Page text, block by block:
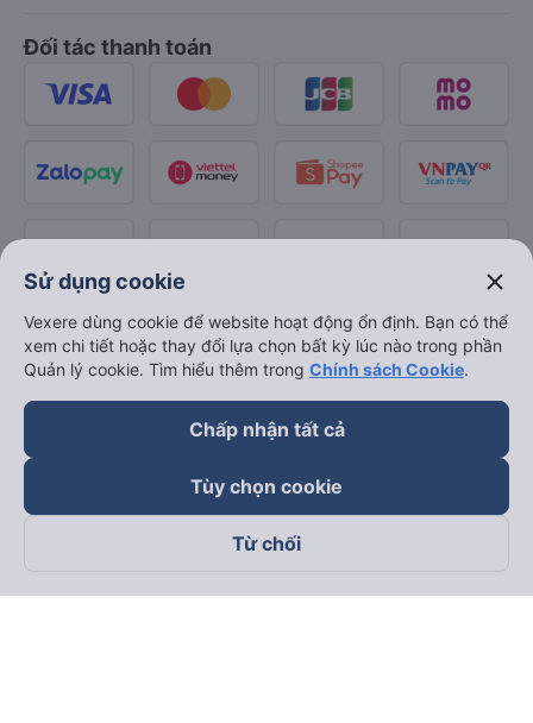
Đối tác thanh toán
Theo dõi chúng tôi trên
Sử dụng cookie close
Vexere dùng cookie để website hoạt động ổn định. Bạn có thể
xem chi tiết hoặc thay đổi lựa chọn bất kỳ lúc nào trong phần
Quản lý cookie. Tìm hiểu thêm trong Chính sách Cookie.
Chấp nhận tất cả
Tùy chọn cookie
Từ chối